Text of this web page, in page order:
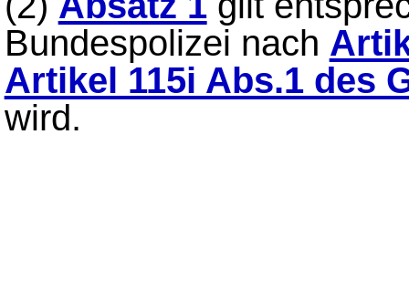
Bundespolizei nach
Artikel 115i Abs.1 des
wird.